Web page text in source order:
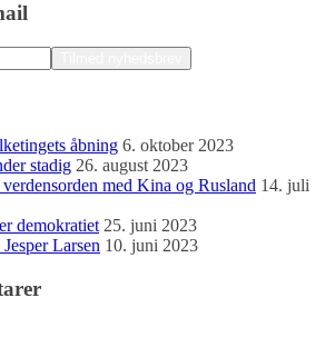
åbning 6. oktober 2023
stadig 26. august 2023
med Kina og Rusland 14. juli
demokratiet 25. juni 2023
Larsen 10. juni 2023